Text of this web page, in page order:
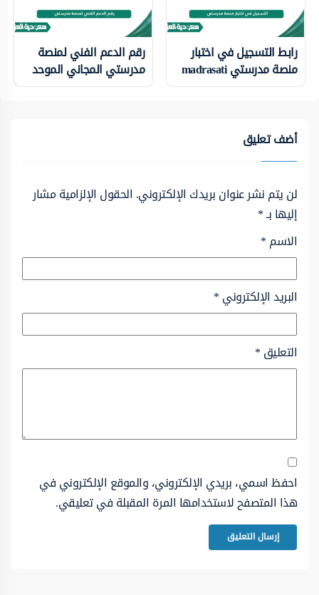
رابط التسجيل في اختبار
منصة مدرستي madrasati
رقم الدعم الفني لمنصة
مدرستي المجاني الموحد
أضف تعليق
لن يتم نشر عنوان بريدك الإلكتروني. الحقول الإلزامية مشار
إليها بـ*
الاسم*
البريد الإلكتروني*
التعليق*
احفظ اسمي، بريدي الإلكتروني، والموقع الإلكتروني في
هذا المتصفح لاستخدامها المرة المقبلة في تعليقي.